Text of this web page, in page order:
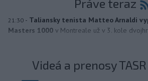
Práve teraz
21:30 - Taliansky tenista Matteo Arnaldi
Masters 1000 v Montreale už v 3. kole
Videá a prenosy